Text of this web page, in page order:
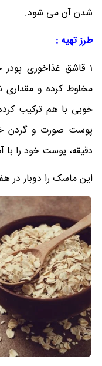
شدن آن می ‎شود.
طرز تهیه :
1 قاشق غذاخوری
مخلوط کرده و مقداری
خوبی با هم ترکیب
دقیقه، پوست خود را
این ماسک را دوبار در